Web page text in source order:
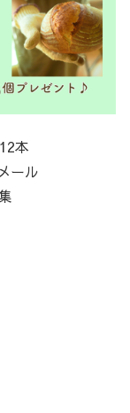
本
ール